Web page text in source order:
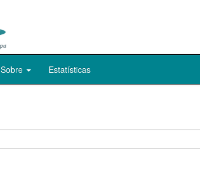
Sobre Estatísticas